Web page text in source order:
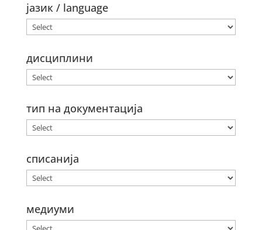
јазик / language
дисциплини
тип на документација
списанија
медиуми